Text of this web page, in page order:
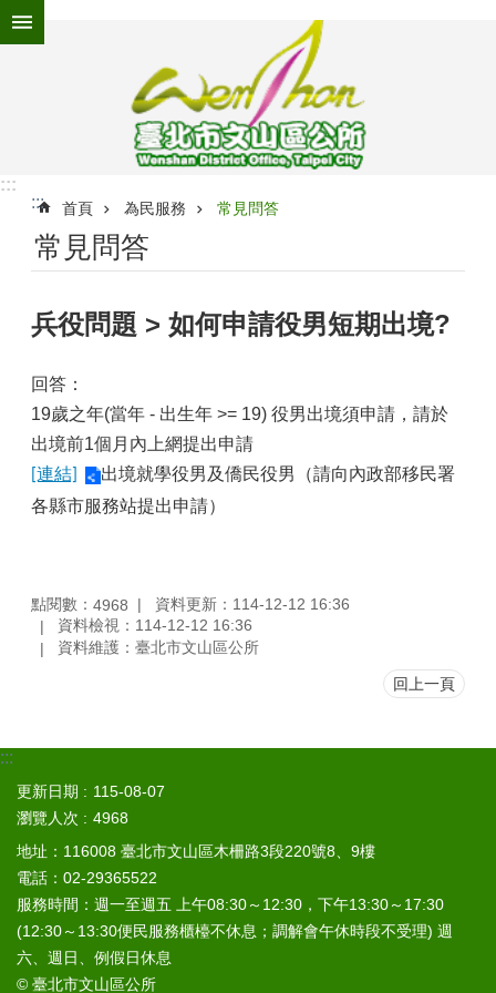
跳到主要內容區塊
為
務
關
紹
識
文
山
導
災
救
資
訊
網
(Disaster
prevention
and
response)
:::
:::
首頁 為民服務 常見問答
常見問答
兵役問題 > 如何申請役男短期出境?
回答：
19歲之年(當年 - 出生年 >= 19) 役男出境須申請，請於
出境前1個月內上網提出申請
[連結]
出境就學役男及僑民役男（請向內政部移民署
各縣市服務站提出申請）
點閱數： 4968
資料更新：114-12-12 16:36
資料檢視：114-12-12 16:36
資料維護：臺北市文山區公所
回上一頁
:::
更新日期
115-08-07
瀏覽人次
4968
地址：116008 臺北市文山區木柵路3段220號8、9樓
電話：02-29365522
服務時間：週一至週五 上午08:30～12:30，下午13:30～17:30
(12:30～13:30便民服務櫃檯不休息；調解會午休時段不受理) 週
六、週日、例假日休息
© 臺北市文山區公所